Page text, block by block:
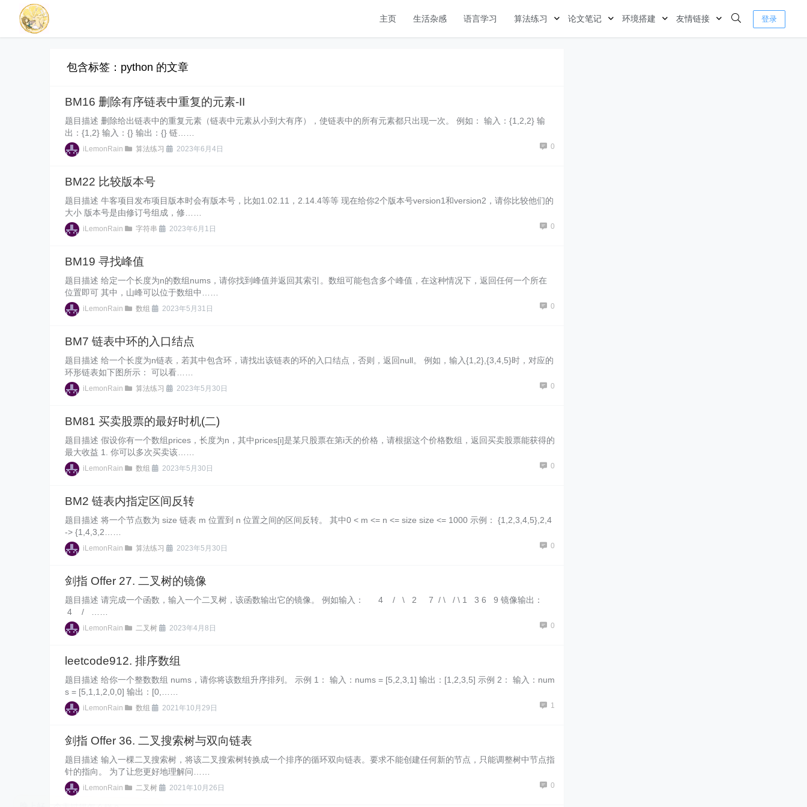
主页 生活杂感 语言学习 算法练习 论文笔记 环境搭建 友情链接 登录
包含标签：python 的文章
BM16 删除有序链表中重复的元素-II
题目描述 删除给出链表中的重复元素（链表中元素从小到大有序），使链表中的所有元素都只出现一次。 例如： 输入：{1,2,2} 输
出：{1,2} 输入：{} 输出：{} 链……
iLemonRain 算法练习 2023年6月4日 0
BM22 比较版本号
题目描述 牛客项目发布项目版本时会有版本号，比如1.02.11，2.14.4等等 现在给你2个版本号version1和version2，请你比较他们的
大小 版本号是由修订号组成，修……
iLemonRain 字符串 2023年6月1日 0
BM19 寻找峰值
题目描述 给定一个长度为n的数组nums，请你找到峰值并返回其索引。数组可能包含多个峰值，在这种情况下，返回任何一个所在
位置即可 其中，山峰可以位于数组中……
iLemonRain 数组 2023年5月31日 0
BM7 链表中环的入口结点
题目描述 给一个长度为n链表，若其中包含环，请找出该链表的环的入口结点，否则，返回null。 例如，输入{1,2},{3,4,5}时，对应的
环形链表如下图所示： 可以看……
iLemonRain 算法练习 2023年5月30日 0
BM81 买卖股票的最好时机(二)
题目描述 假设你有一个数组prices，长度为n，其中prices[i]是某只股票在第i天的价格，请根据这个价格数组，返回买卖股票能获得的
最大收益 1. 你可以多次买卖该……
iLemonRain 数组 2023年5月30日 0
BM2 链表内指定区间反转
题目描述 将一个节点数为 size 链表 m 位置到 n 位置之间的区间反转。 其中0 < m <= n <= size size <= 1000 示例： {1,2,3,4,5},2,4
-> {1,4,3,2……
iLemonRain 算法练习 2023年5月30日 0
剑指 Offer 27. 二叉树的镜像
题目描述 请完成一个函数，输入一个二叉树，该函数输出它的镜像。 例如输入： 4 / \ 2 7 / \ / \ 1 3 6 9 镜像输出：
4 / ……
iLemonRain 二叉树 2023年4月8日 0
leetcode912. 排序数组
题目描述 给你一个整数数组 nums，请你将该数组升序排列。 示例 1： 输入：nums = [5,2,3,1] 输出：[1,2,3,5] 示例 2： 输入：num
s = [5,1,1,2,0,0] 输出：[0,……
iLemonRain 数组 2021年10月29日 1
剑指 Offer 36. 二叉搜索树与双向链表
题目描述 输入一棵二叉搜索树，将该二叉搜索树转换成一个排序的循环双向链表。要求不能创建任何新的节点，只能调整树中节点指
针的指向。 为了让您更好地理解问……
iLemonRain 二叉树 2021年10月26日 0